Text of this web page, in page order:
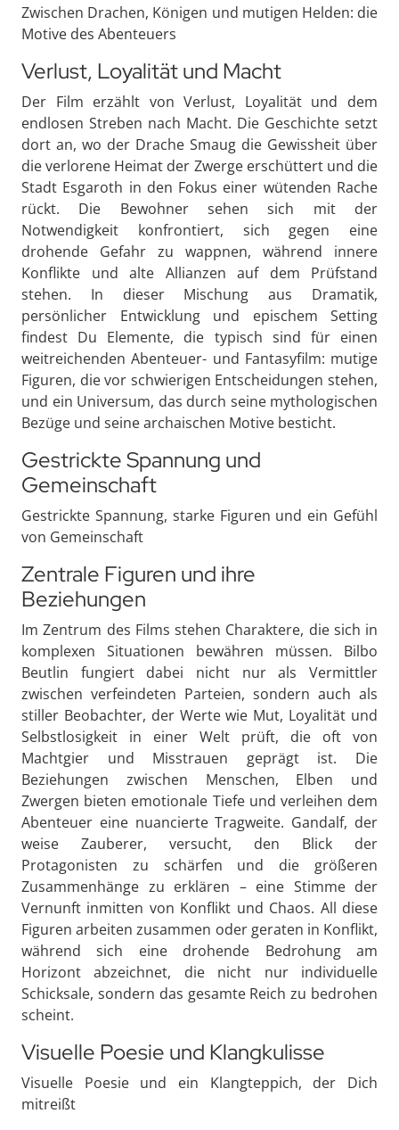
Zwischen Drachen, Königen und mutigen Helden: die
Motive des Abenteuers
Verlust, Loyalität und Macht
Der Film erzählt von Verlust, Loyalität und dem
endlosen Streben nach Macht. Die Geschichte setzt
dort an, wo der Drache Smaug die Gewissheit über
die verlorene Heimat der Zwerge erschüttert und die
Stadt Esgaroth in den Fokus einer wütenden Rache
rückt. Die Bewohner sehen sich mit der
Notwendigkeit konfrontiert, sich gegen eine
drohende Gefahr zu wappnen, während innere
Konflikte und alte Allianzen auf dem Prüfstand
stehen. In dieser Mischung aus Dramatik,
persönlicher Entwicklung und epischem Setting
findest Du Elemente, die typisch sind für einen
weitreichenden Abenteuer- und Fantasyfilm: mutige
Figuren, die vor schwierigen Entscheidungen stehen,
und ein Universum, das durch seine mythologischen
Bezüge und seine archaischen Motive besticht.
Gestrickte Spannung und
Gemeinschaft
Gestrickte Spannung, starke Figuren und ein Gefühl
von Gemeinschaft
Zentrale Figuren und ihre
Beziehungen
Im Zentrum des Films stehen Charaktere, die sich in
komplexen Situationen bewähren müssen. Bilbo
Beutlin fungiert dabei nicht nur als Vermittler
zwischen verfeindeten Parteien, sondern auch als
stiller Beobachter, der Werte wie Mut, Loyalität und
Selbstlosigkeit in einer Welt prüft, die oft von
Machtgier und Misstrauen geprägt ist. Die
Beziehungen zwischen Menschen, Elben und
Zwergen bieten emotionale Tiefe und verleihen dem
Abenteuer eine nuancierte Tragweite. Gandalf, der
weise Zauberer, versucht, den Blick der
Protagonisten zu schärfen und die größeren
Zusammenhänge zu erklären – eine Stimme der
Vernunft inmitten von Konflikt und Chaos. All diese
Figuren arbeiten zusammen oder geraten in Konflikt,
während sich eine drohende Bedrohung am
Horizont abzeichnet, die nicht nur individuelle
Schicksale, sondern das gesamte Reich zu bedrohen
scheint.
Visuelle Poesie und Klangkulisse
Visuelle Poesie und ein Klangteppich, der Dich
mitreißt